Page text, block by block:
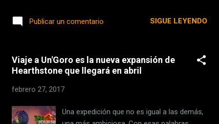
ciegas”, es decir, sin necesidad de estar mira...
confirmando que en 2018 realizarán un viaje
pagado un "depósito significativo". Los viajes
tripulados son el siguiente paso para SpaceX
Este viaje a la Luna será la primera misión
SpaceX. Esta misión contempla llevar a dos
personas, cuyos nombres no han sido
Publicar un comentario SIGUE LEYENDO
Viaje a Un'Goro es la nueva expansión de
Hearthstone que llegará en abril
febrero 27, 2017
Una expedición que no es igual a las demás,